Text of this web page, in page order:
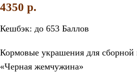
4350 p.
Кешбэк: до 653 Баллов
Кормовые украшения для сборной
«Черная жемчужина»